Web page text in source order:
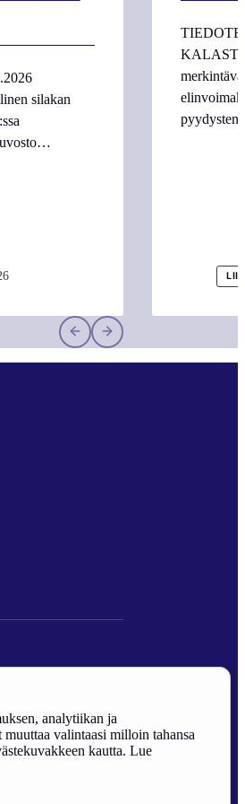
analytiikan ja
valintaasi milloin tahansa
kautta. Lue
silakan
pyydysten